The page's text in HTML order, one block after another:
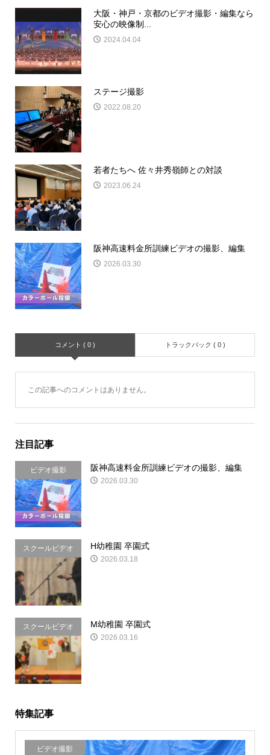
大阪・神戸・京都のビデオ撮影・編集なら
安心の映像制...
2024.04.04
ステージ撮影
2022.08.20
若者たちへ 佐々井秀嶺師との対談
2023.06.24
阪神高速料金所訓練ビデオの撮影、編集
2026.03.30
コメント ( 0 ) トラックバック ( 0 )
この記事へのコメントはありません。
注目記事
ビデオ撮影 阪神高速料金所訓練ビデオの撮影、編集
2026.03.30
スクールビデオ
&写真
H幼稚園 卒園式
2026.03.18
スクールビデオ
&写真
M幼稚園 卒園式
2026.03.16
特集記事
ビデオ撮影